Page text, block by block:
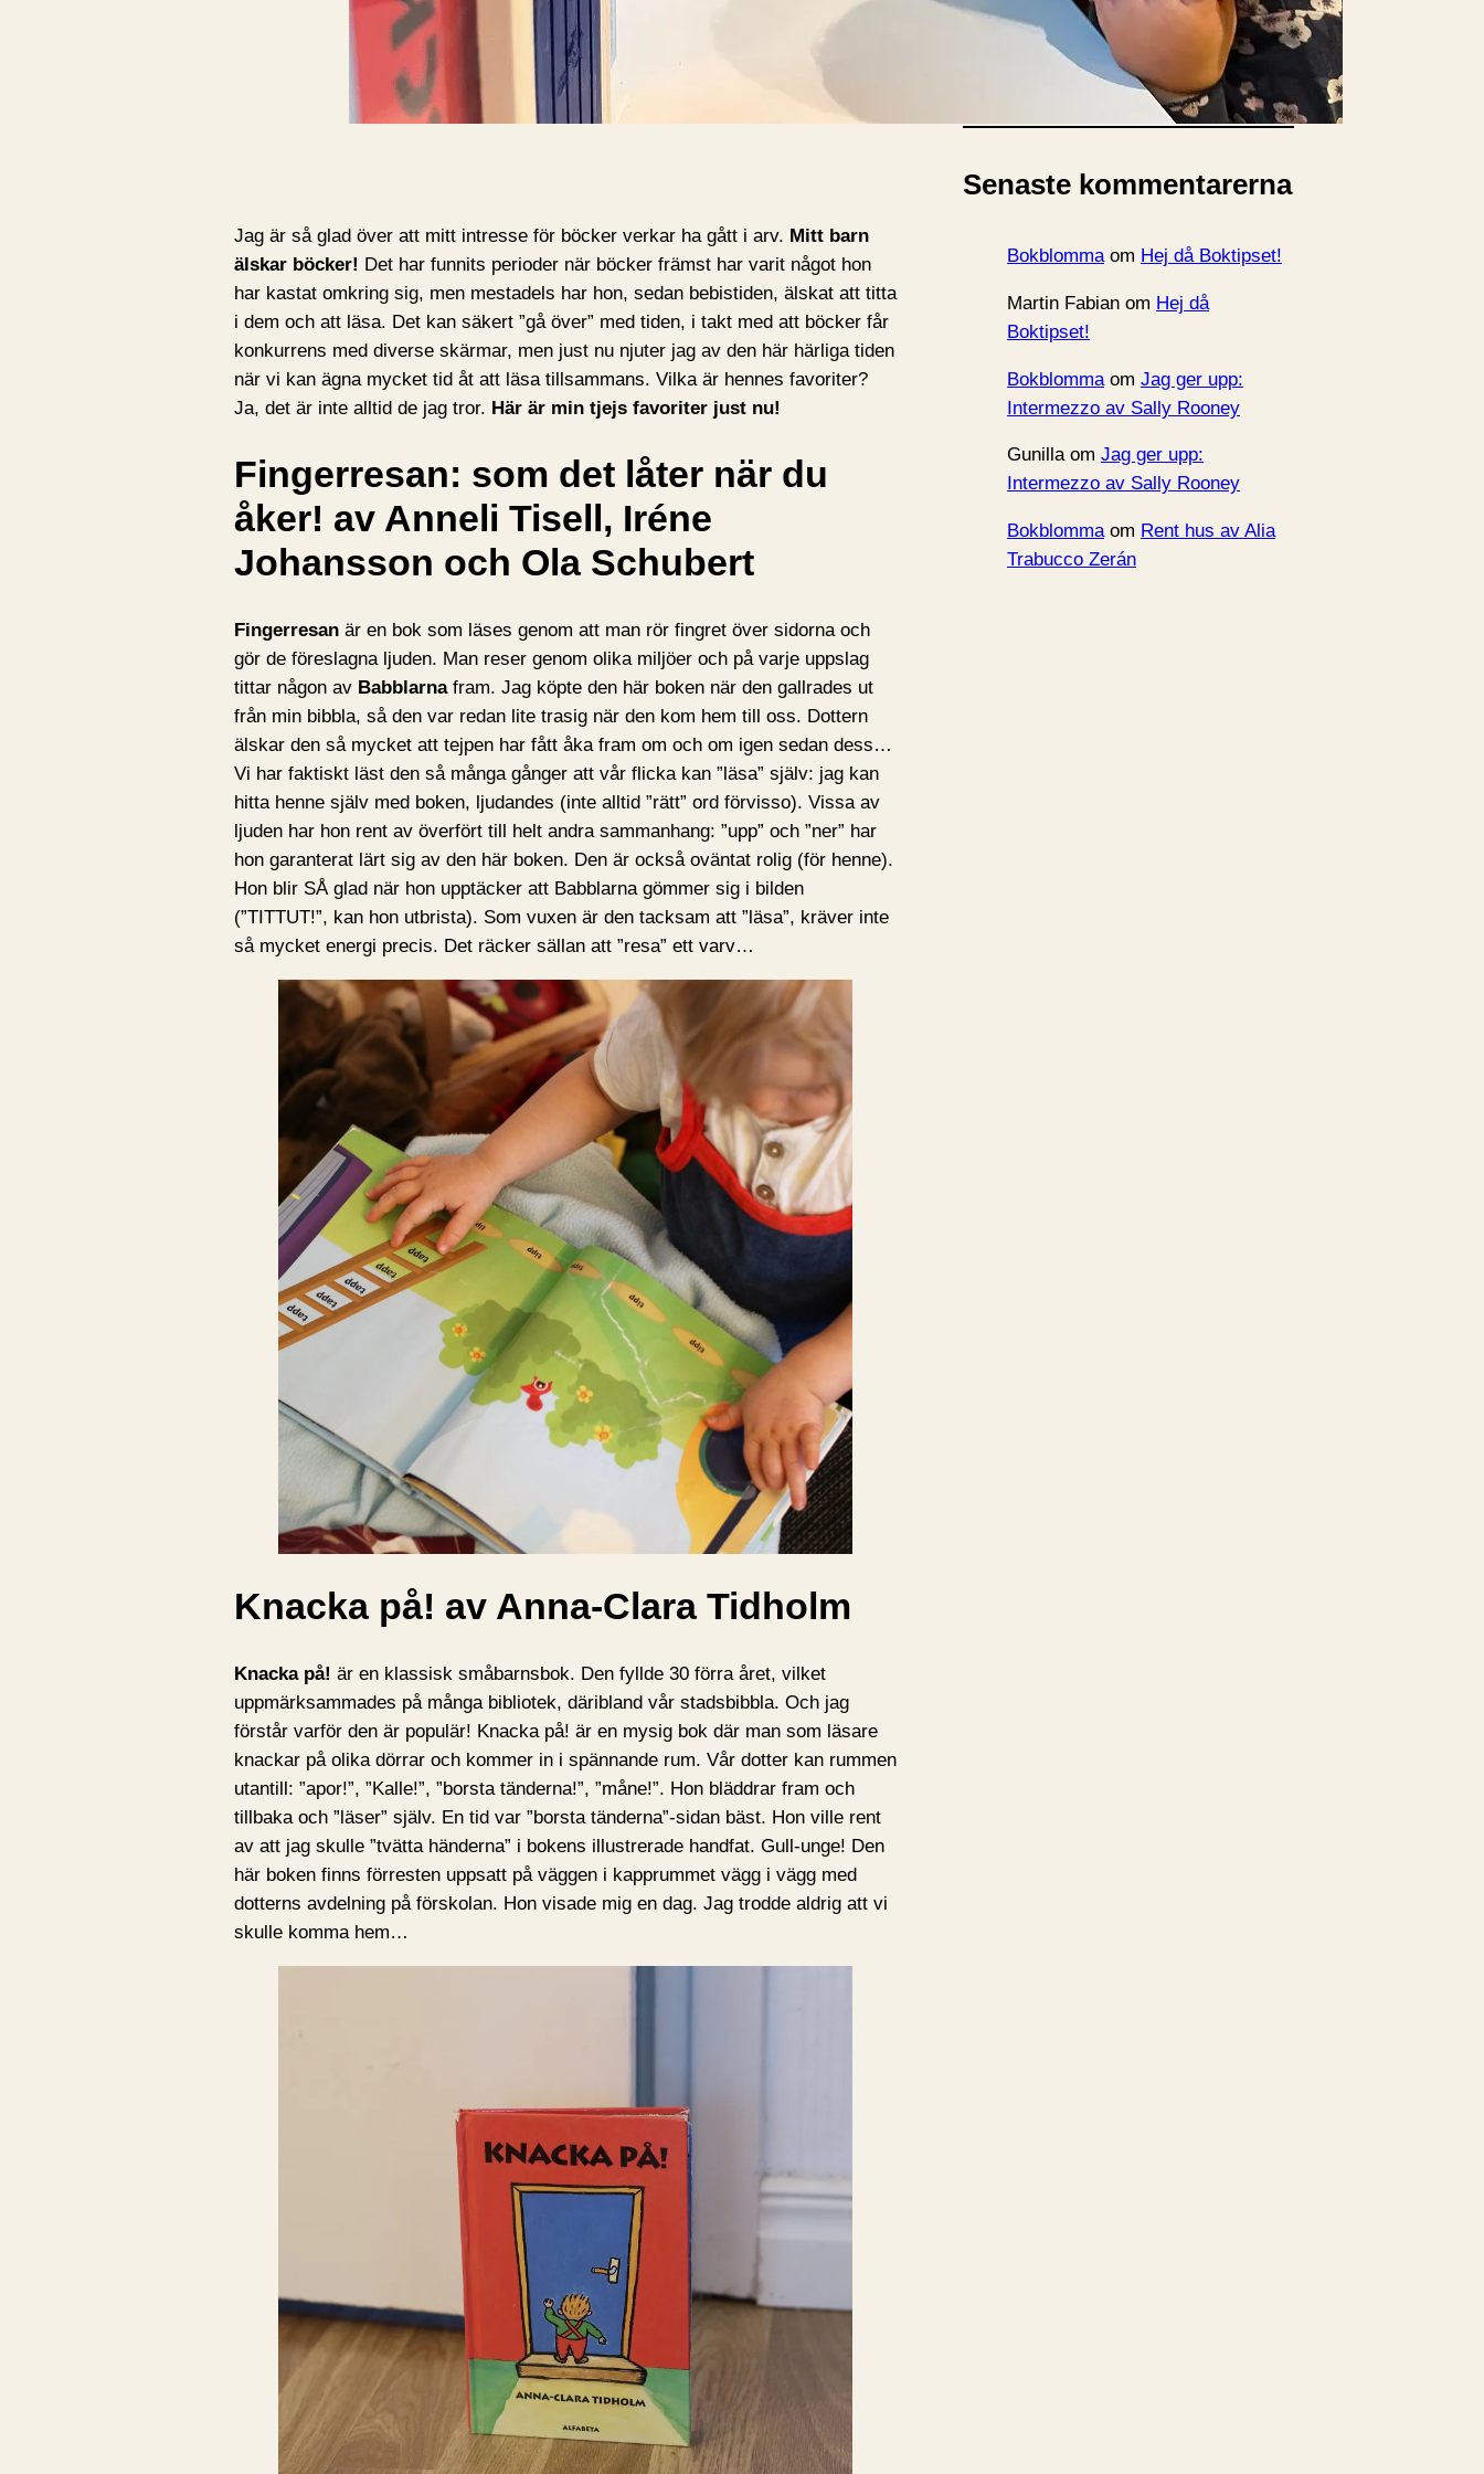
Jag är så glad över att mitt intresse för böcker verkar ha gått i arv. Mitt barn
älskar böcker! Det har funnits perioder när böcker främst har varit något hon
har kastat omkring sig, men mestadels har hon, sedan bebistiden, älskat att titta
i dem och att läsa. Det kan säkert ”gå över” med tiden, i takt med att böcker får
konkurrens med diverse skärmar, men just nu njuter jag av den här härliga tiden
när vi kan ägna mycket tid åt att läsa tillsammans. Vilka är hennes favoriter?
Ja, det är inte alltid de jag tror. Här är min tjejs favoriter just nu!
Fingerresan: som det låter när du
åker! av Anneli Tisell, Iréne
Johansson och Ola Schubert
Fingerresan är en bok som läses genom att man rör fingret över sidorna och
gör de föreslagna ljuden. Man reser genom olika miljöer och på varje uppslag
tittar någon av Babblarnafram. Jag köpte den här boken när den gallrades ut
från min bibbla, så den var redan lite trasig när den kom hem till oss. Dottern
älskar den så mycket att tejpen har fått åka fram om och om igen sedan dess…
Vi har faktiskt läst den så många gånger att vår flicka kan ”läsa” själv: jag kan
hitta henne själv med boken, ljudandes (inte alltid ”rätt” ord förvisso). Vissa av
ljuden har hon rent av överfört till helt andra sammanhang: ”upp” och ”ner” har
hon garanterat lärt sig av den här boken. Den är också oväntat rolig (för henne).
Hon blir SÅ glad när hon upptäcker att Babblarna gömmer sig i bilden
(”TITTUT!”, kan hon utbrista). Som vuxen är den tacksam att ”läsa”, kräver inte
så mycket energi precis. Det räcker sällan att ”resa” ett varv…
Knacka på! av Anna-Clara Tidholm
Knacka på! är en klassisk småbarnsbok. Den fyllde 30 förra året, vilket
uppmärksammades på många bibliotek, däribland vår stadsbibbla. Och jag
förstår varför den är populär! Knacka på! är en mysig bok där man som läsare
knackar på olika dörrar och kommer in i spännande rum. Vår dotter kan rummen
utantill: ”apor!”, ”Kalle!”, ”borsta tänderna!”, ”måne!”. Hon bläddrar fram och
tillbaka och ”läser” själv. En tid var ”borsta tänderna”-sidan bäst. Hon ville rent
av att jag skulle ”tvätta händerna” i bokens illustrerade handfat. Gull-unge! Den
här boken finns förresten uppsatt på väggen i kapprummet vägg i vägg med
dotterns avdelning på förskolan. Hon visade mig en dag. Jag trodde aldrig att vi
skulle komma hem…
k
v
Senaste kommentarerna
Bokblommaom Hej då Boktipset!
Martin Fabian om Hej då
Boktipset!
Bokblomma om Jag ger upp:
Intermezzo av Sally Rooney
Gunillaom Jag ger upp:
Intermezzo av Sally Rooney
Bokblommaom Rent hus av Alia
Trabucco Zerán